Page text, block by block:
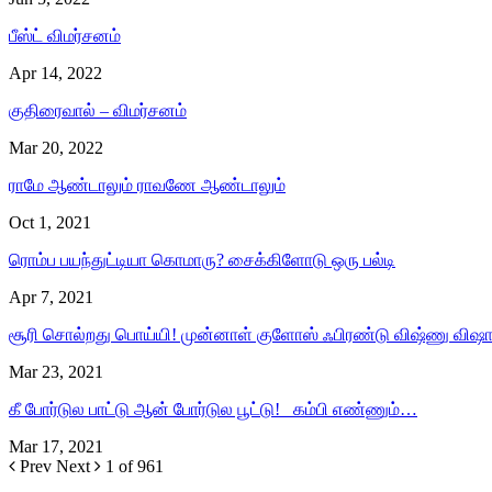
பீஸ்ட் விமர்சனம்
Apr 14, 2022
குதிரைவால் – விமர்சனம்
Mar 20, 2022
ராமே ஆண்டாலும் ராவணே ஆண்டாலும்
Oct 1, 2021
ரொம்ப பயந்துட்டியா கொமாரு? சைக்கிளோடு ஒரு பல்டி
Apr 7, 2021
சூரி சொல்றது பொய்யி! முன்னாள் குளோஸ் ஃபிரண்டு விஷ்ணு
Mar 23, 2021
கீ போர்டுல பாட்டு ஆன் போர்டுல பூட்டு! கம்பி எண்ணும்…
Mar 17, 2021
Prev Next 1 of 961